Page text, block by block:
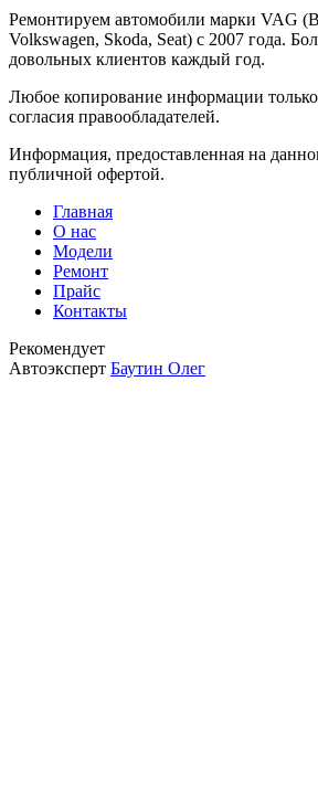
Ремонтируем автомобили марки VAG
Volkswagen, Skoda, Seat) с 2007 года.
довольных клиентов каждый год.
Любое копирование информации
согласия правообладателей.
Информация, предоставленная на
публичной офертой.
Главная
О нас
Модели
Ремонт
Прайс
Контакты
Рекомендует
Автоэксперт Баутин Олег